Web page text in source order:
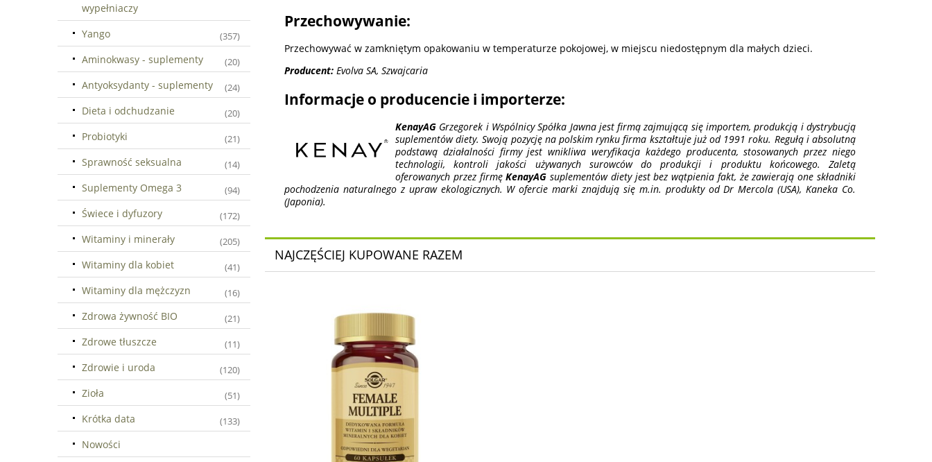
wypełniaczy
Yango (357)
Aminokwasy - suplementy (20)
Antyoksydanty - suplementy (24)
Dieta i odchudzanie (20)
Probiotyki (21)
Sprawność seksualna (14)
Suplementy Omega 3 (94)
Świece i dyfuzory (172)
Witaminy i minerały (205)
Witaminy dla kobiet (41)
Witaminy dla mężczyzn (16)
Zdrowa żywność BIO (21)
Zdrowe tłuszcze (11)
Zdrowie i uroda (120)
Zioła (51)
Krótka data (133)
Nowości
Przechowywanie:
Przechowywać w zamkniętym opakowaniu w temperaturze pokojowej, w miejscu niedostępnym dla małych dzieci.
Producent: Evolva SA, Szwajcaria
Informacje o producencie i importerze:
KenayAG Grzegorek i Wspólnicy Spółka Jawna jest firmą zajmującą się importem, produkcją i dystrybucją
suplementów diety. Swoją pozycję na polskim rynku firma kształtuje już od 1991 roku. Regułą i absolutną
podstawą działalności firmy jest wnikliwa weryfikacja każdego producenta, stosowanych przez niego
technologii, kontroli jakości używanych surowców do produkcji i produktu końcowego. Zaletą
oferowanych przez firmęKenayAG suplementów diety jest bez wątpienia fakt, że zawierają one składniki
pochodzenia naturalnego z upraw ekologicznych. W ofercie marki znajdują się m.in. produkty od Dr Mercola (USA), Kaneka Co.
(Japonia).
NAJCZĘŚCIEJ KUPOWANE RAZEM